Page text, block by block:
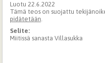
Luotu 22.6.2022
Tämä teos on suojattu
pidätetään.
Selite:
Miitissä sanasta Villasukka